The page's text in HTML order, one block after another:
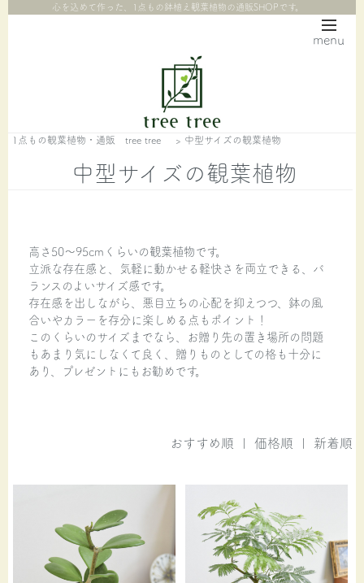
menu
心を込めて作った、1点もの鉢植え観葉植物の通販SHOPです。
1点もの観葉植物・通販 tree tree > 中型サイズの観葉植物
中型サイズの観葉植物
高さ50～95cmくらいの観葉植物です。
立派な存在感と、気軽に動かせる軽快さを両立できる、バ
ランスのよいサイズ感です。
存在感を出しながら、悪目立ちの心配を抑えつつ、鉢の風
合いやカラーを存分に楽しめる点もポイント！
このくらいのサイズまでなら、お贈り先の置き場所の問題
もあまり気にしなくて良く、贈りものとしての格も十分に
あり、プレゼントにもお勧めです。
おすすめ順 | 価格順 | 新着順